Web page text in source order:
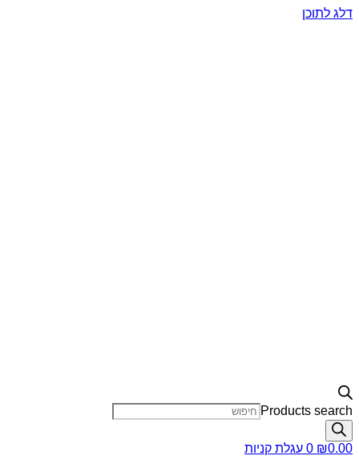
דלג לתוכן
Products search
₪0.00
0 עגלת קניות